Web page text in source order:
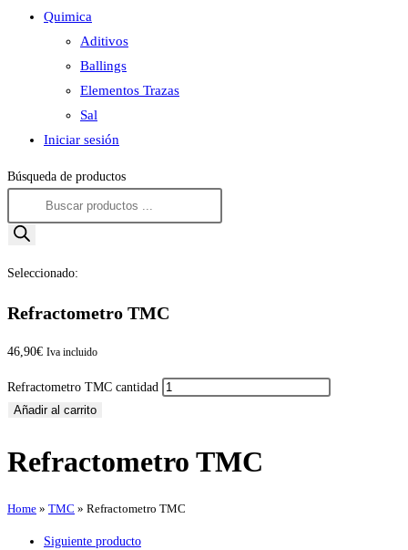
Quimica
Aditivos
Ballings
Elementos Trazas
Sal
Iniciar sesión
Búsqueda de productos
Seleccionado:
Refractometro TMC
46,90€ Iva incluido
Refractometro TMC cantidad
Añadir al carrito
Refractometro TMC
Home » TMC » Refractometro TMC
Siguiente producto